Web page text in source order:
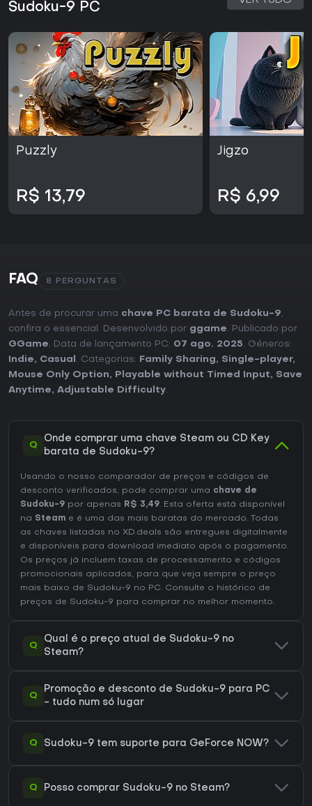
Sudoku-9 PC
Puzzly
R$ 13,79
Jigzo
R$ 6,99
FAQ 8 PERGUNTAS
Antes de procurar uma chave PC barata de Sudoku-9,
confira o essencial. Desenvolvido por ggame. Publicado por
GGame. Data de lançamento PC: 07 ago. 2025. Géneros:
Indie, Casual . Categorias: Family Sharing, Single-player,
Mouse Only Option, Playable without Timed Input, Save
Anytime, Adjustable Difficulty.
Q
Onde comprar uma chave Steam ou CD Key
barata de Sudoku-9?
Usando o nosso comparador de preços e códigos de
desconto verificados, pode comprar uma chave de
Sudoku-9 por apenas R$ 3,49. Esta oferta está disponível
na Steam e é uma das mais baratas do mercado. Todas
as chaves listadas no XD.deals são entregues digitalmente
e disponíveis para download imediato após o pagamento.
Os preços já incluem taxas de processamento e códigos
promocionais aplicados, para que veja sempre o preço
mais baixo de Sudoku-9 no PC. Consulte o histórico de
preços de Sudoku-9 para comprar no melhor momento.
Q
Qual é o preço atual de Sudoku-9 no
Steam?
Q
Promoção e desconto de Sudoku-9 para PC
- tudo num só lugar
Q Sudoku-9 tem suporte para GeForce NOW?
Q Posso comprar Sudoku-9 no Steam?